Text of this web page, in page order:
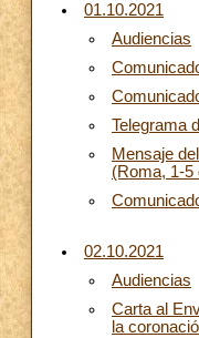
01.10.2021
Audiencias
Telegrama
Mensaje
(Roma, 1-5
02.10.2021
Audiencias
Carta al
la